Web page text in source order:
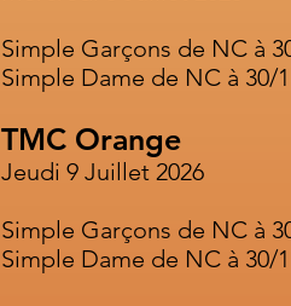
Simple Garçons de NC à
Simple Dame de NC à 30/1
TMC Orange
Jeudi 9 Juillet 2026
Simple Garçons de NC à
Simple Dame de NC à 30/1